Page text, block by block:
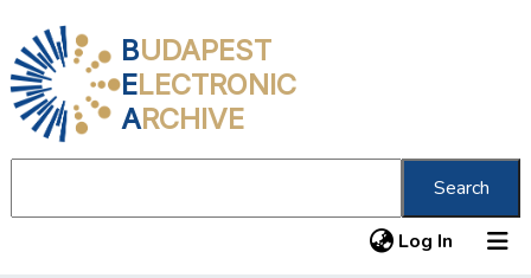
BUDAPEST
ELECTRONIC
ARCHIVE
Search
Log In (current)